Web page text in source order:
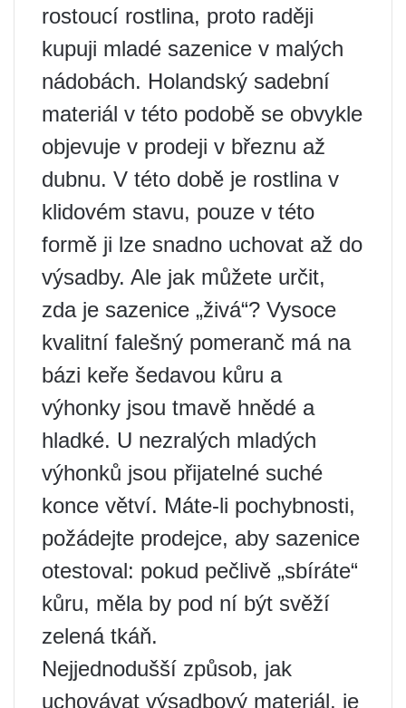
rostoucí rostlina, proto raději
kupuji mladé sazenice v malých
nádobách. Holandský sadební
materiál v této podobě se obvykle
objevuje v prodeji v březnu až
dubnu. V této době je rostlina v
klidovém stavu, pouze v této
formě ji lze snadno uchovat až do
výsadby. Ale jak můžete určit,
zda je sazenice „živá“? Vysoce
kvalitní falešný pomeranč má na
bázi keře šedavou kůru a
výhonky jsou tmavě hnědé a
hladké. U nezralých mladých
výhonků jsou přijatelné suché
konce větví. Máte-li pochybnosti,
požádejte prodejce, aby sazenice
otestoval: pokud pečlivě „sbíráte“
kůru, měla by pod ní být svěží
zelená tkáň.
Nejjednodušší způsob, jak
uchovávat výsadbový materiál, je